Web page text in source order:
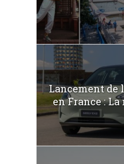
Lancement de
en France : La